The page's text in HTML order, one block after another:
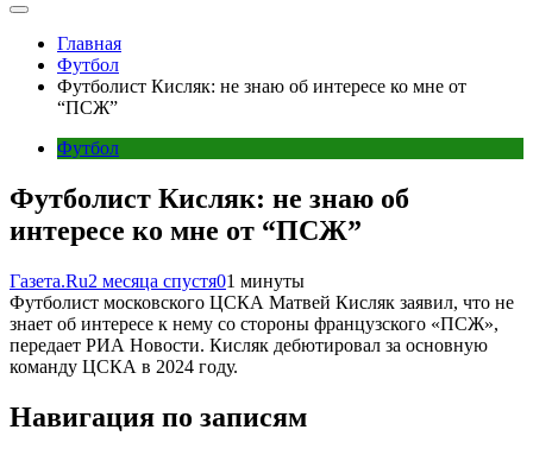
Главная
Футбол
Футболист Кисляк: не знаю об интересе ко мне от
“ПСЖ”
Футбол
Футболист Кисляк: не знаю об
интересе ко мне от “ПСЖ”
Газета.Ru2 месяца спустя01 минуты
Футболист московского ЦСКА Матвей Кисляк заявил, что не
знает об интересе к нему со стороны французского «ПСЖ»,
передает РИА Новости. Кисляк дебютировал за основную
команду ЦСКА в 2024 году.
Навигация по записям